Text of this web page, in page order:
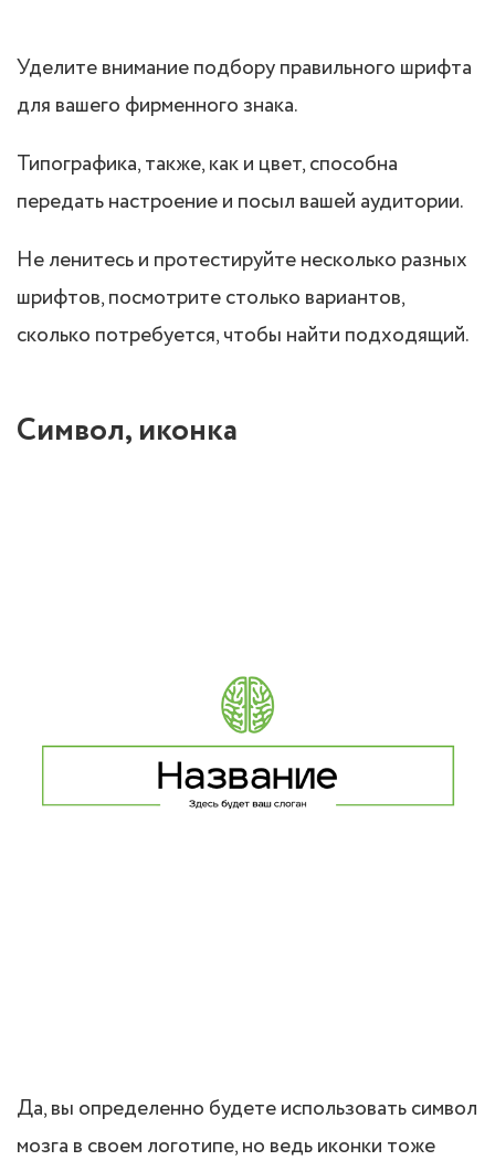
Уделите внимание подбору правильного шрифта
для вашего фирменного знака.
Типографика, также, как и цвет, способна
передать настроение и посыл вашей аудитории.
Не ленитесь и протестируйте несколько разных
шрифтов, посмотрите столько вариантов,
сколько потребуется, чтобы найти подходящий.
Символ, иконка
Да, вы определенно будете использовать символ
мозга в своем логотипе, но ведь иконки тоже